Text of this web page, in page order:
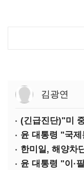
김광연